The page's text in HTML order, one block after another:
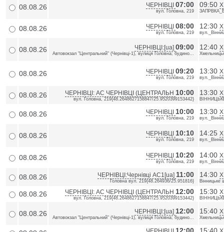
08.08.26 ЧЕРНІВЦІ 07:00
вул. Головна, 219
09:50
08.08.26 ЧЕРНІВЦІ 08:00
вул. Головна, 219
12:30
08.08.26 ЧЕРНІВЦІ:[ua] 09:00
Автовокзал "Центральний" (Чернівці-1), вулиця Головна; будино...
12:40
08.08.26 ЧЕРНІВЦІ 09:20
вул. Головна, 219
13:30
08.08.26 ЧЕРНІВЦІ: АС ЧЕРНІВЦІ (ЦЕНТРАЛЬН 10:00
вул. Головна, 219{48.2648627158847/25.9520399153442}
13:30
08.08.26 ЧЕРНІВЦІ 10:00
вул. Головна, 219
13:30
08.08.26 ЧЕРНІВЦІ 10:10
вул. Головна, 219
14:25
08.08.26 ЧЕРНІВЦІ 10:20
вул. Головна, 219
14:00
08.08.26 ЧЕРНІВЦІ:Чернівці АС1[ua] 11:00
Головна вул. 219{48.264936/25.951816}
14:30
Вінницьке
08.08.26 ЧЕРНІВЦІ: АС ЧЕРНІВЦІ (ЦЕНТРАЛЬН 12:00
вул. Головна, 219{48.2648627158847/25.9520399153442}
15:30
08.08.26 ЧЕРНІВЦІ:[ua] 12:00
Автовокзал "Центральний" (Чернівці-1), вулиця Головна; будино...
15:40